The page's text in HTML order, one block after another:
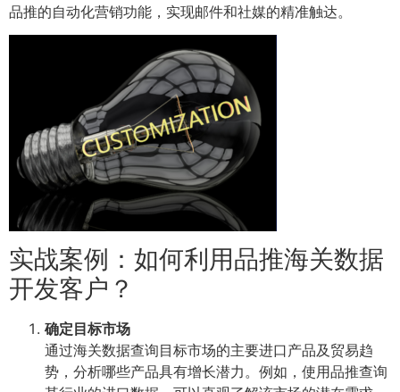
品推的自动化营销功能，实现邮件和社媒的精准触达。
实战案例：如何利用品推海关数据
开发客户？
确定目标市场
通过海关数据查询目标市场的主要进口产品及贸易趋
势，分析哪些产品具有增长潜力。例如，使用品推查询